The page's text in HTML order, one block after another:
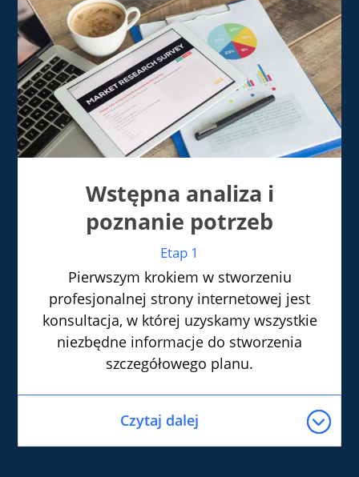
Wstępna analiza i
poznanie potrzeb
Etap 1
Pierwszym krokiem w stworzeniu
profesjonalnej strony internetowej jest
konsultacja, w której uzyskamy wszystkie
niezbędne informacje do stworzenia
szczegółowego planu.
Czytaj dalej